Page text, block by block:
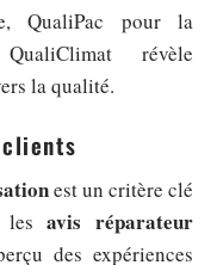
QualiPac pour la
révèle
la qualité.
est un critère clé
lesavis réparateur
des expériences